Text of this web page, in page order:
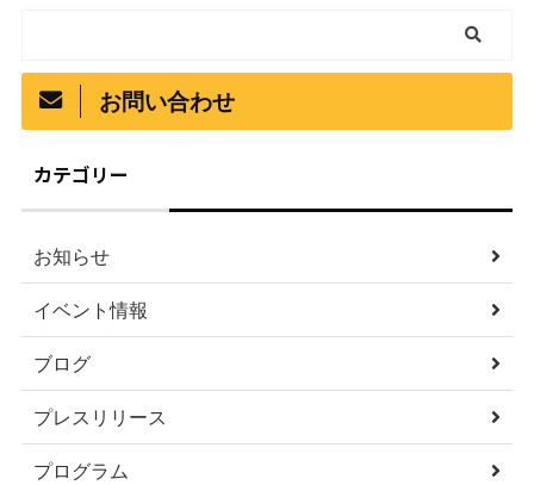
お問い合わせ
カテゴリー
お知らせ
イベント情報
ブログ
プレスリリース
プログラム